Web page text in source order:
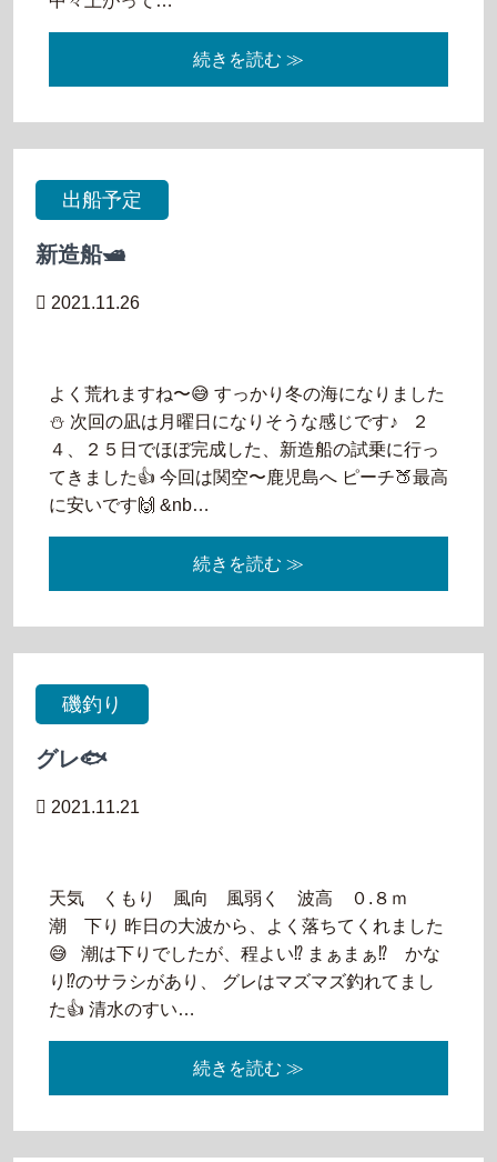
続きを読む ≫
出船予定
新造船🛥
2021.11.26
よく荒れますね〜😅 すっかり冬の海になりました
⛄️ 次回の凪は月曜日になりそうな感じです♪ ２
４、２５日でほぼ完成した、新造船の試乗に行っ
てきました👍 今回は関空〜鹿児島へ ピーチ🍑最高
に安いです🙌 &nb…
続きを読む ≫
磯釣り
グレ🐟
2021.11.21
天気 くもり 風向 風弱く 波高 ０.８ｍ
潮 下り 昨日の大波から、よく落ちてくれました
😅 潮は下りでしたが、程よい⁉️ まぁまぁ⁉️ かな
り⁉️のサラシがあり、 グレはマズマズ釣れてまし
た👍 清水のすい…
続きを読む ≫